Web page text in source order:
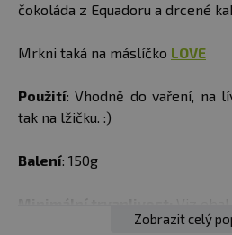
čokoláda z Equadoru a drcené
Mrkni taká na máslíčko LOVE
Použití: Vhodně do vaření, na
tak na lžičku. :)
Balení: 150g
Zobrazit celý